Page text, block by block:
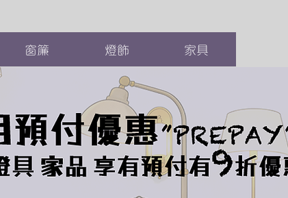
窗簾 燈飾 家具